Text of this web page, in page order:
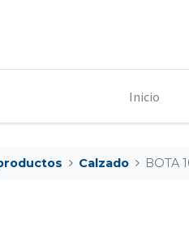
Inicio
Calzado BOTA